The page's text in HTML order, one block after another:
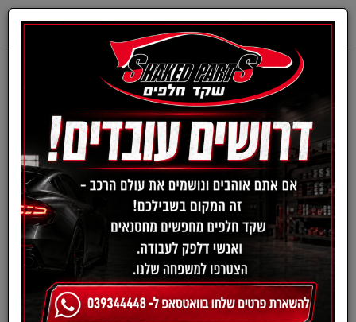
חלפים מכנים פלגים-פורד
פלגים-פורד
‹
«
1
(current)
»
›
סינון ומיון ›